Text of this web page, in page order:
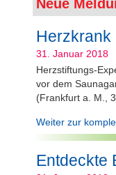
Neue
Herzkrank
31. Januar 2018
Herzstiftungs-
vor dem
(Frankfurt a. M.,
Weiter zur
Entdeckte